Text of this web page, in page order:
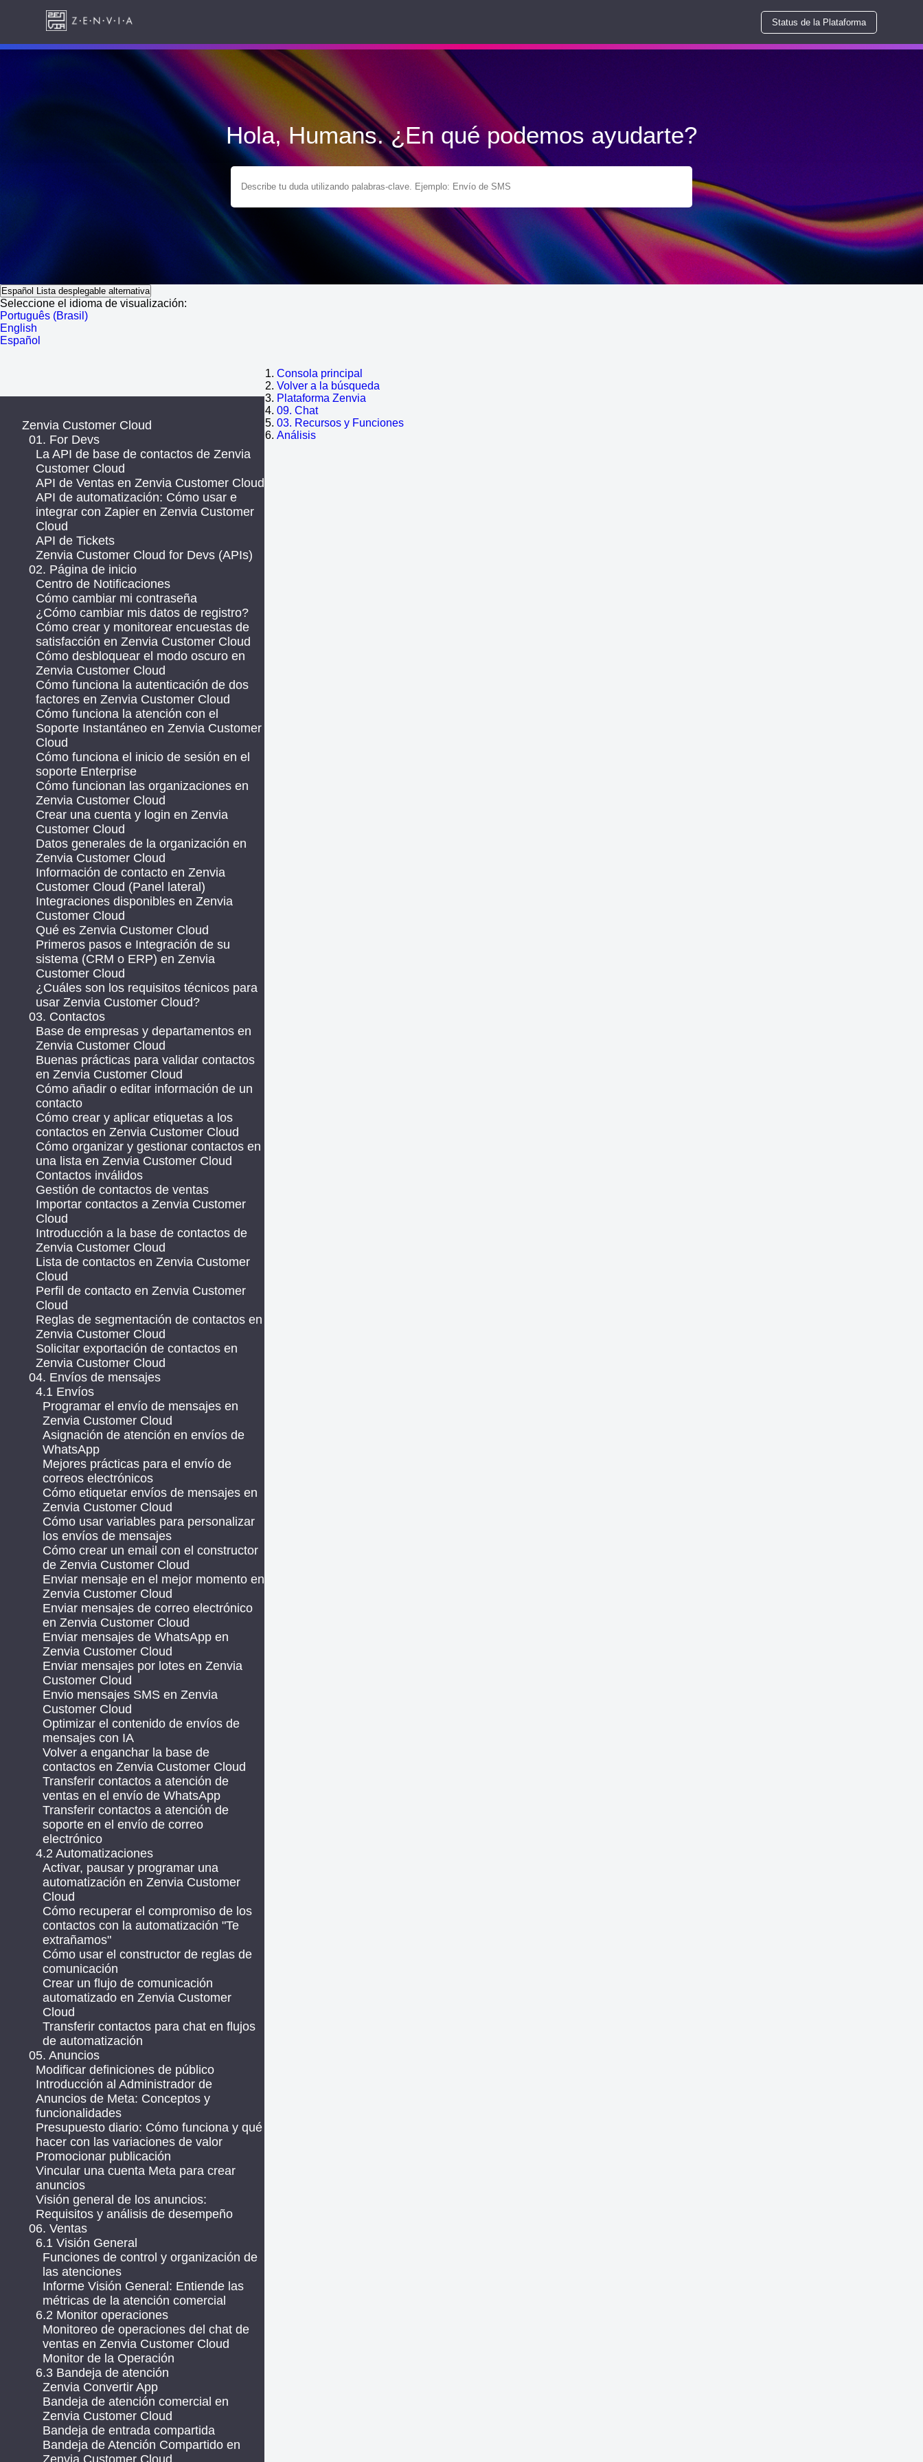
Status de la Plataforma
Hola, Humans. ¿En qué podemos ayudarte?
Español Lista desplegable alternativa
Seleccione el idioma de visualización:
Português (Brasil)
English
Español
Consola principal
Volver a la búsqueda
Plataforma Zenvia
09. Chat
03. Recursos y Funciones
Análisis
Zenvia Customer Cloud
01. For Devs
La API de base de contactos de Zenvia
Customer Cloud
API de Ventas en Zenvia Customer Cloud
API de automatización: Cómo usar e
integrar con Zapier en Zenvia Customer
Cloud
API de Tickets
Zenvia Customer Cloud for Devs (APIs)
02. Página de inicio
Centro de Notificaciones
Cómo cambiar mi contraseña
¿Cómo cambiar mis datos de registro?
Cómo crear y monitorear encuestas de
satisfacción en Zenvia Customer Cloud
Cómo desbloquear el modo oscuro en
Zenvia Customer Cloud
Cómo funciona la autenticación de dos
factores en Zenvia Customer Cloud
Cómo funciona la atención con el
Soporte Instantáneo en Zenvia Customer
Cloud
Cómo funciona el inicio de sesión en el
soporte Enterprise
Cómo funcionan las organizaciones en
Zenvia Customer Cloud
Crear una cuenta y login en Zenvia
Customer Cloud
Datos generales de la organización en
Zenvia Customer Cloud
Información de contacto en Zenvia
Customer Cloud (Panel lateral)
Integraciones disponibles en Zenvia
Customer Cloud
Qué es Zenvia Customer Cloud
Primeros pasos e Integración de su
sistema (CRM o ERP) en Zenvia
Customer Cloud
¿Cuáles son los requisitos técnicos para
usar Zenvia Customer Cloud?
03. Contactos
Base de empresas y departamentos en
Zenvia Customer Cloud
Buenas prácticas para validar contactos
en Zenvia Customer Cloud
Cómo añadir o editar información de un
contacto
Cómo crear y aplicar etiquetas a los
contactos en Zenvia Customer Cloud
Cómo organizar y gestionar contactos en
una lista en Zenvia Customer Cloud
Contactos inválidos
Gestión de contactos de ventas
Importar contactos a Zenvia Customer
Cloud
Introducción a la base de contactos de
Zenvia Customer Cloud
Lista de contactos en Zenvia Customer
Cloud
Perfil de contacto en Zenvia Customer
Cloud
Reglas de segmentación de contactos en
Zenvia Customer Cloud
Solicitar exportación de contactos en
Zenvia Customer Cloud
04. Envíos de mensajes
4.1 Envíos
Programar el envío de mensajes en
Zenvia Customer Cloud
Asignación de atención en envíos de
WhatsApp
Mejores prácticas para el envío de
correos electrónicos
Cómo etiquetar envíos de mensajes en
Zenvia Customer Cloud
Cómo usar variables para personalizar
los envíos de mensajes
Cómo crear un email con el constructor
de Zenvia Customer Cloud
Enviar mensaje en el mejor momento en
Zenvia Customer Cloud
Enviar mensajes de correo electrónico
en Zenvia Customer Cloud
Enviar mensajes de WhatsApp en
Zenvia Customer Cloud
Enviar mensajes por lotes en Zenvia
Customer Cloud
Envio mensajes SMS en Zenvia
Customer Cloud
Optimizar el contenido de envíos de
mensajes con IA
Volver a enganchar la base de
contactos en Zenvia Customer Cloud
Transferir contactos a atención de
ventas en el envío de WhatsApp
Transferir contactos a atención de
soporte en el envío de correo
electrónico
4.2 Automatizaciones
Activar, pausar y programar una
automatización en Zenvia Customer
Cloud
Cómo recuperar el compromiso de los
contactos con la automatización "Te
extrañamos"
Cómo usar el constructor de reglas de
comunicación
Crear un flujo de comunicación
automatizado en Zenvia Customer
Cloud
Transferir contactos para chat en flujos
de automatización
05. Anuncios
Modificar definiciones de público
Introducción al Administrador de
Anuncios de Meta: Conceptos y
funcionalidades
Presupuesto diario: Cómo funciona y qué
hacer con las variaciones de valor
Promocionar publicación
Vincular una cuenta Meta para crear
anuncios
Visión general de los anuncios:
Requisitos y análisis de desempeño
06. Ventas
6.1 Visión General
Funciones de control y organización de
las atenciones
Informe Visión General: Entiende las
métricas de la atención comercial
6.2 Monitor operaciones
Monitoreo de operaciones del chat de
ventas en Zenvia Customer Cloud
Monitor de la Operación
6.3 Bandeja de atención
Zenvia Convertir App
Bandeja de atención comercial en
Zenvia Customer Cloud
Bandeja de entrada compartida
Bandeja de Atención Compartido en
Zenvia Customer Cloud